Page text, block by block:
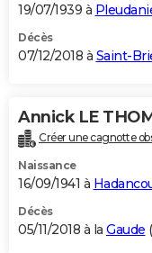
19/07/1939 à
Décès
07/12/2018 à Saint-
Annick LE
Créer une cagnotte
Naissance
16/09/1941 à
Décès
05/11/2018 à la Gaude (